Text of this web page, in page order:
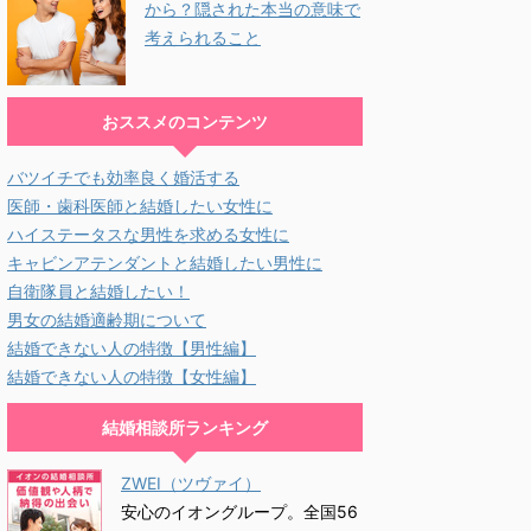
から？隠された本当の意味で
考えられること
おススメのコンテンツ
バツイチでも効率良く婚活する
医師・歯科医師と結婚したい女性に
ハイステータスな男性を求める女性に
キャビンアテンダントと結婚したい男性に
自衛隊員と結婚したい！
男女の結婚適齢期について
結婚できない人の特徴【男性編】
結婚できない人の特徴【女性編】
結婚相談所ランキング
ZWEI（ツヴァイ）
安心のイオングループ。全国56